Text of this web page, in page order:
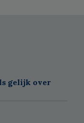
gelijk over